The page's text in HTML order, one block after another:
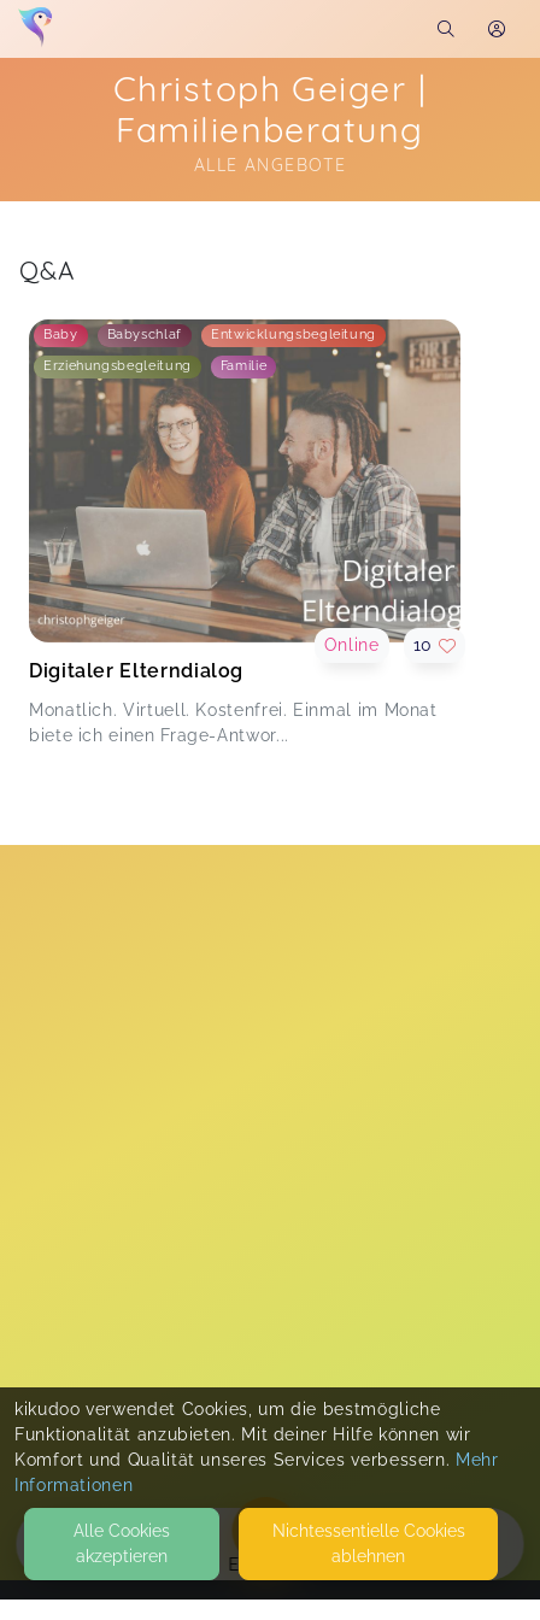
EVENTS
Christoph Geiger |
Familienberatung
ALLE ANGEBOTE
Q&A
Baby Babyschlaf Entwicklungsbegleitung
Erziehungsbegleitung Familie
Digitaler Elterndialog
Monatlich. Virtuell. Kostenfrei. Einmal im Monat
biete ich einen Frage-Antwor...
Online 10
kikudoo verwendet Cookies, um die bestmögliche
Funktionalität anzubieten. Mit deiner Hilfe können wir
Komfort und Qualität unseres Services verbessern. Mehr
Informationen
Alle Cookies
akzeptieren
Nicht­essentielle Cookies
ablehnen